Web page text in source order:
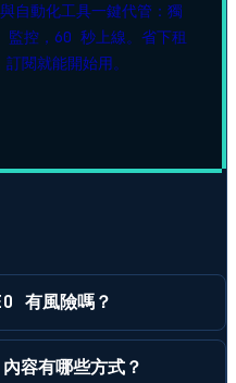
動化工具一鍵代管：獨
控，60 秒上線。省下租
閱就能開始用。
有風險嗎？
有哪些方式？